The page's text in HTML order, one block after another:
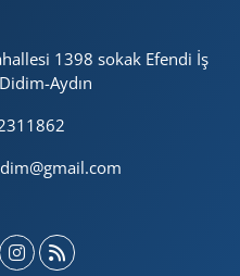
1398 sokak Efendi İş
Aydın